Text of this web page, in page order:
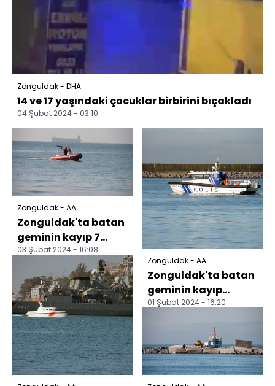
Zonguldak - DHA
14 ve 17 yaşındaki çocuklar birbirini bıçakladı
04 Şubat 2024 - 03:10
Zonguldak - AA
Zonguldak'ta batan
geminin kayıp 7
personeli aranıyor
03 Şubat 2024 - 16:08
Zonguldak - AA
Zonguldak'ta batan
geminin kayıp
personeli 75 gündür
01 Şubat 2024 - 16:20